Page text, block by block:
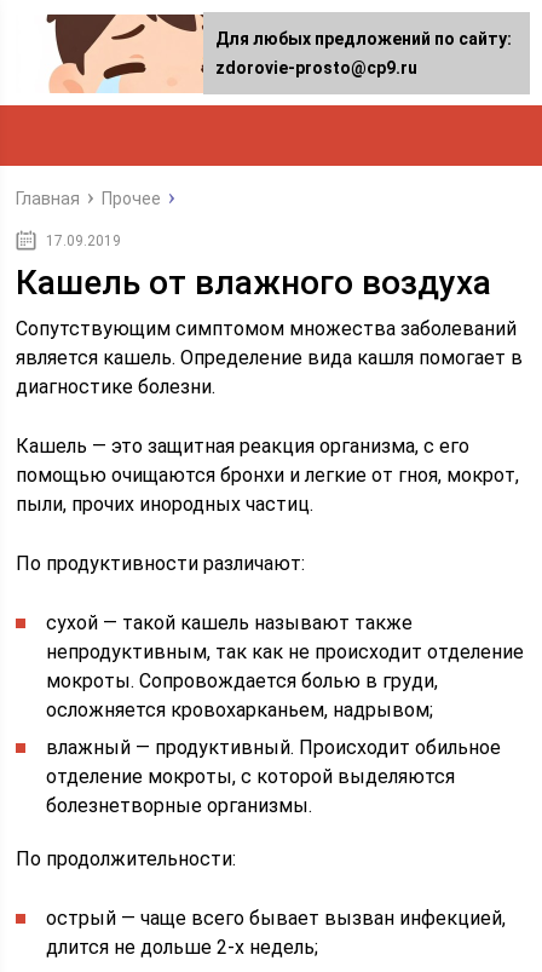
Главная Прочее
17.09.2019
Кашель от влажного воздуха
Сопутствующим симптомом множества заболеваний
является кашель. Определение вида кашля помогает в
диагностике болезни.
Кашель — это защитная реакция организма, с его
помощью очищаются бронхи и легкие от гноя, мокрот,
пыли, прочих инородных частиц.
По продуктивности различают:
сухой — такой кашель называют также
непродуктивным, так как не происходит отделение
мокроты. Сопровождается болью в груди,
осложняется кровохарканьем, надрывом;
влажный — продуктивный. Происходит обильное
отделение мокроты, с которой выделяются
болезнетворные организмы.
По продолжительности:
острый — чаще всего бывает вызван инфекцией,
длится не дольше 2-х недель;
Для любых предложений по сайту:
zdorovie-prosto@cp9.ru